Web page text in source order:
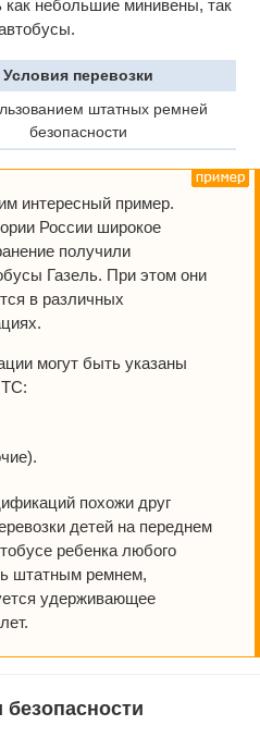
как небольшие минивены, так
Условия перевозки
штатных ремней
безопасности
интересный пример.
России широкое
получили
Газель. При этом они
в различных
могут быть указаны
похожи друг
детей на переднем
ребенка любого
штатным ремнем,
удерживающее